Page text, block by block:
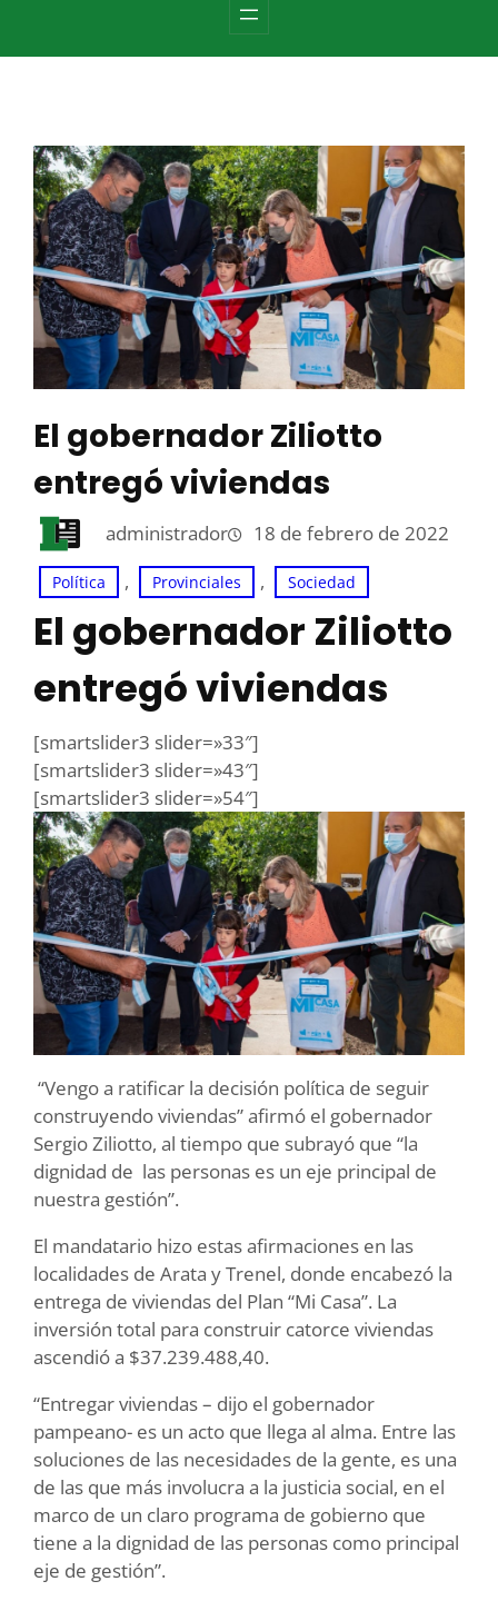
El gobernador Ziliotto
entregó viviendas
administrador 18 de febrero de 2022
Política , Provinciales , Sociedad
El gobernador Ziliotto
entregó viviendas
[smartslider3 slider=»33″]
[smartslider3 slider=»43″]
[smartslider3 slider=»54″]
“Vengo a ratificar la decisión política de seguir
construyendo viviendas” afirmó el gobernador
Sergio Ziliotto, al tiempo que subrayó que “la
dignidad de las personas es un eje principal de
nuestra gestión”.
El mandatario hizo estas afirmaciones en las
localidades de Arata y Trenel, donde encabezó la
entrega de viviendas del Plan “Mi Casa”. La
inversión total para construir catorce viviendas
ascendió a $37.239.488,40.
“Entregar viviendas – dijo el gobernador
pampeano- es un acto que llega al alma. Entre las
soluciones de las necesidades de la gente, es una
de las que más involucra a la justicia social, en el
marco de un claro programa de gobierno que
tiene a la dignidad de las personas como principal
eje de gestión”.